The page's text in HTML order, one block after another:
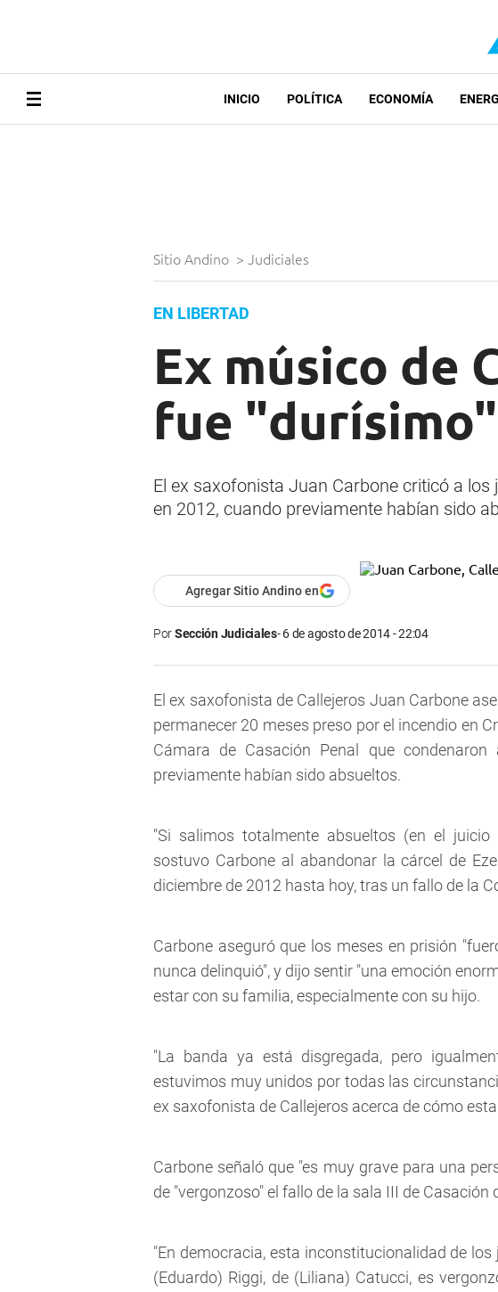
INICIO POLÍTICA ECONOMÍA
Sitio Andino > Judiciales
EN LIBERTAD
Ex músico de
fue
El ex saxofonista Juan Carbone criticó a
en 2012, cuando previamente habían sido
Agregar Sitio Andino en
PorSección Judiciales 6 de agosto de 2014 - 22:04
El ex saxofonista de Callejeros Juan Carbone
permanecer 20 meses preso por el incendio en
Cámara de Casación Penal que
previamente habían sido absueltos.
"Si salimos totalmente absueltos (en el juicio
sostuvo Carbone al abandonar la cárcel de
diciembre de 2012 hasta hoy, tras un fallo de la
Carbone aseguró que los meses en prisión
nunca delinquió", y dijo sentir "una emoción
estar con su familia, especialmente con su hijo.
"La banda ya está disgregada, pero
estuvimos muy unidos por todas las
ex saxofonista de Callejeros acerca de cómo
Carbone señaló que "es muy grave para una
de "vergonzoso" el fallo de la sala III de Casación
"En democracia, esta inconstitucionalidad de
(Eduardo) Riggi, de (Liliana) Catucci, es